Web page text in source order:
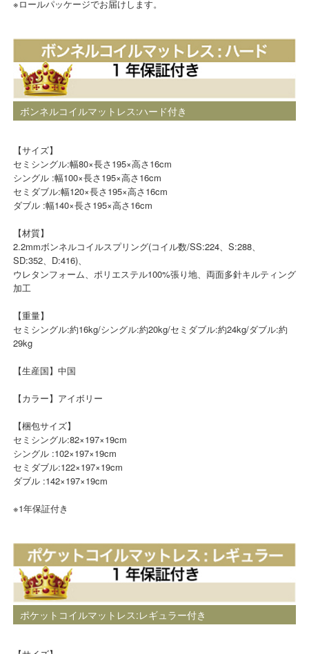
※ロールパッケージでお届けします。
ボンネルコイルマットレス:ハード付き
【サイズ】
セミシングル:幅80×長さ195×高さ16cm
シングル :幅100×長さ195×高さ16cm
セミダブル:幅120×長さ195×高さ16cm
ダブル :幅140×長さ195×高さ16cm
【材質】
2.2mmボンネルコイルスプリング(コイル数/SS:224、S:288、
SD:352、D:416)、
ウレタンフォーム、ポリエステル100%張り地、両面多針キルティング
加工
【重量】
セミシングル:約16kg/シングル:約20kg/セミダブル:約24kg/ダブル:約
29kg
【生産国】中国
【カラー】アイボリー
【梱包サイズ】
セミシングル:82×197×19cm
シングル :102×197×19cm
セミダブル:122×197×19cm
ダブル :142×197×19cm
※1年保証付き
ポケットコイルマットレス:レギュラー付き